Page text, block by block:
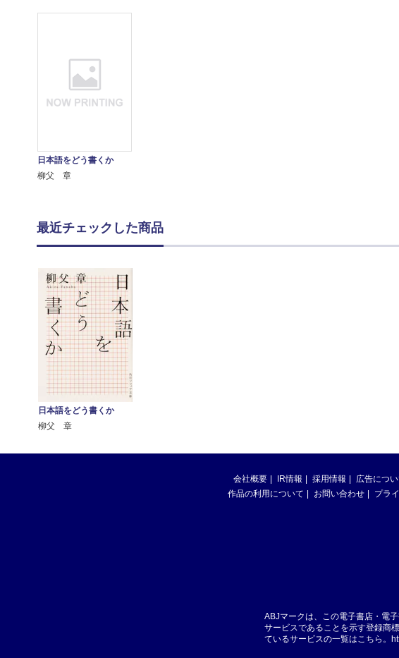
日本語をどう書くか
柳父 章
最近チェックした商品
日本語をどう書くか
柳父 章
会社概要 IR情報 採用情報 広告につ
作品の利用について
お問い合わせ プラ
ABJマークは、この電子書店・電
サービスであることを示す登録商
ているサービスの一覧はこちら。